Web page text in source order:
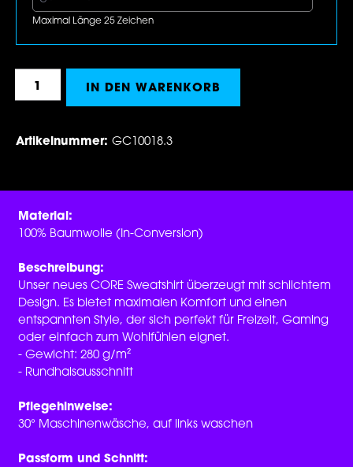
Maximal Länge 25 Zeichen
Produkt Anzahl: Gib den gewünschten
IN DEN WARENKORB
Artikelnummer: GC10018.3
Material:
100% Baumwolle (In-Conversion)
Beschreibung:
Unser neues CORE Sweatshirt überzeugt mit schlichtem
Design. Es bietet maximalen Komfort und einen
entspannten Style, der sich perfekt für Freizeit, Gaming
oder einfach zum Wohlfühlen eignet.
- Gewicht: 280 g/m²
- Rundhalsausschnitt
Pflegehinweise:
30° Maschinenwäsche, auf links waschen
Passform und Schnitt: